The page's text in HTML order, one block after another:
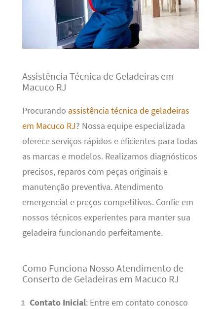
Assistência Técnica de Geladeiras em
Macuco RJ
Procurando assistência técnica de geladeiras
em Macuco RJ? Nossa equipe especializada
oferece serviços rápidos e eficientes para todas
as marcas e modelos. Realizamos diagnósticos
precisos, reparos com peças originais e
manutenção preventiva. Atendimento
emergencial e preços competitivos. Confie em
nossos técnicos experientes para manter sua
geladeira funcionando perfeitamente.
Como Funciona Nosso Atendimento de
Conserto de Geladeiras em Macuco RJ
Contato Inicial: Entre em contato conosco